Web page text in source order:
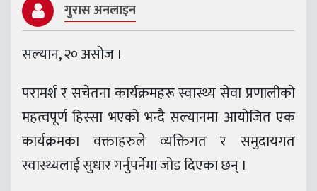
गुरास अनलाइन
सल्यान, २० असोज ।
परामर्श र सचेतना कार्यक्रमहरू स्वास्थ्य सेवा प्रणालीको
महत्वपूर्ण हिस्सा भएको भन्दै सल्यानमा आयोजित एक
कार्यक्रमका वक्ताहरुले व्यक्तिगत र समुदायगत
स्वास्थ्यलाई सुधार गर्नुपर्नेमा जोड दिएका छन् ।